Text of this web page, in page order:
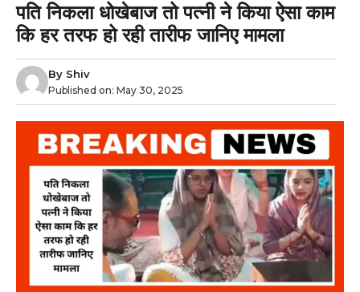
पति निकला धोखेबाज तो पत्नी ने किया ऐसा काम
कि हर तरफ हो रही तारीफ जानिए मामला
By Shiv
Published on: May 30, 2025